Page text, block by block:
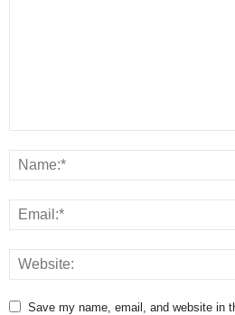
Save my name, email, and website in